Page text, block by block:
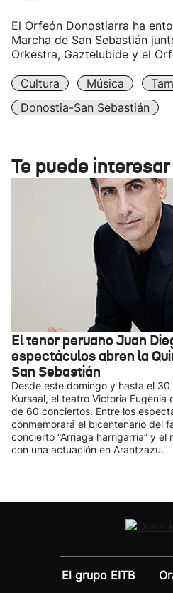
El Orfeón Donostiarra ha
Marcha de San Sebastián
Orkestra, Gaztelubide y el
Cultura Música
Donostia-San Sebastián
Te puede interesar
El tenor peruano Juan
espectáculos abren la
San Sebastián
Desde este domingo y hasta el
Kursaal, el teatro Victoria Eugenia
de 60 conciertos. Entre los
conmemorará el bicentenario del
concierto “Arriaga harrigarria” y
con una actuación en Arantzazu.
El grupo EITB